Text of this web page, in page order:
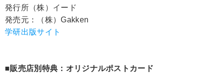
発行所（株）イード
発売元：（株）Gakken
学研出版サイト
■販売店別特典：オリジナルポストカード